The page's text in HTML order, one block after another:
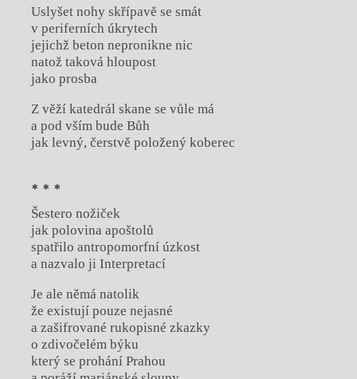
Uslyšet nohy skřípavě se smát
v periferních úkrytech
jejichž beton nepronikne nic
natož taková hloupost
jako prosba
Z věží katedrál skane se vůle má
a pod vším bude Bůh
jak levný, čerstvě položený koberec
* * *
Šestero nožiček
jak polovina apoštolů
spatřilo antropomorfní úzkost
a nazvalo ji Interpretací
Je ale němá natolik
že existují pouze nejasné
a zašifrované rukopisné zkazky
o zdivočelém býku
který se prohání Prahou